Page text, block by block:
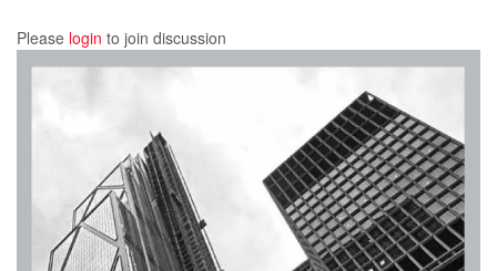
Please login to join discussion